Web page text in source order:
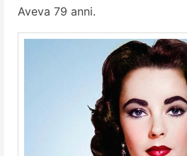
Aveva 79 anni.